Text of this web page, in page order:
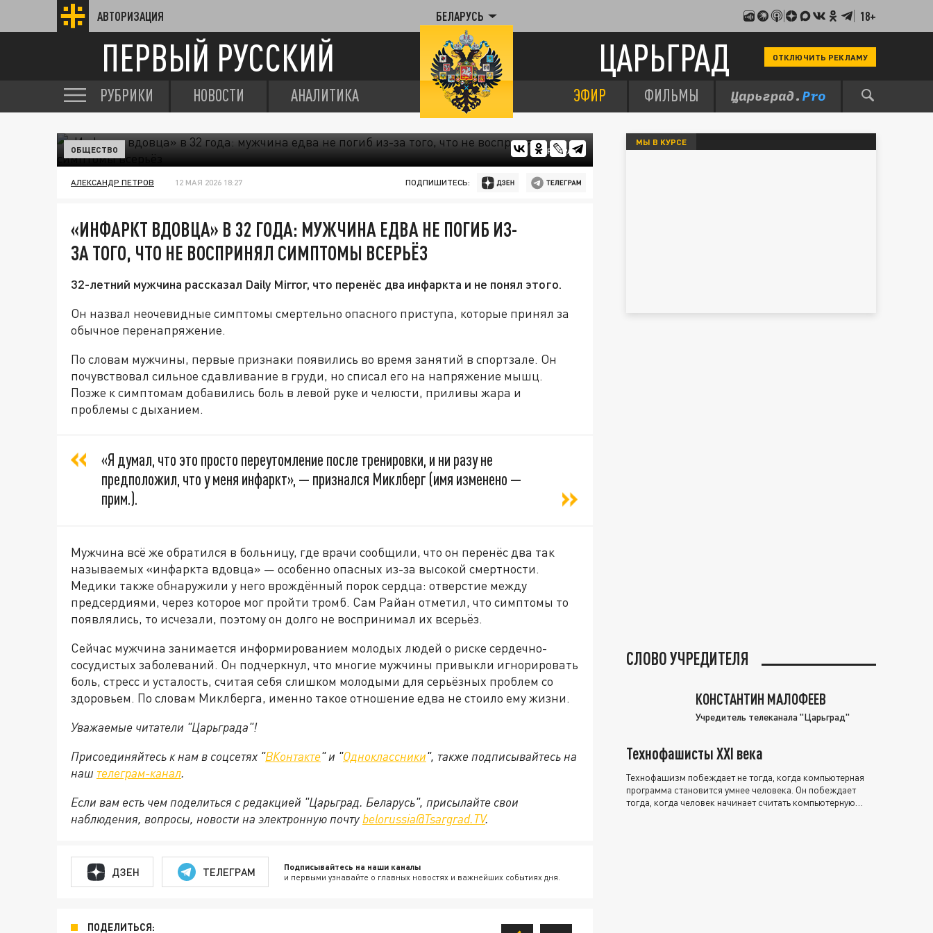
АВТОРИЗАЦИЯ БЕЛАРУСЬ 18+
ПЕРВЫЙ РУССКИЙ ЦАРЬГРАД ОТКЛЮЧИТЬ РЕКЛАМУ
РУБРИКИ НОВОСТИ АНАЛИТИКА ЭФИР ФИЛЬМЫ
ЦАРЬГРАД
ОБЩЕСТВО
АЛЕКСАНДР ПЕТРОВ 12 МАЯ 2026 18:27 ПОДПИШИТЕСЬ:
«ИНФАРКТ ВДОВЦА» В 32 ГОДА: МУЖЧИНА ЕДВА НЕ ПОГИБ ИЗ-
ЗА ТОГО, ЧТО НЕ ВОСПРИНЯЛ СИМПТОМЫ ВСЕРЬЁЗ
32-летний мужчина рассказал Daily Mirror, что перенёс два инфаркта и не понял этого.
Он назвал неочевидные симптомы смертельно опасного приступа, которые принял за
обычное перенапряжение.
По словам мужчины, первые признаки появились во время занятий в спортзале. Он
почувствовал сильное сдавливание в груди, но списал его на напряжение мышц.
Позже к симптомам добавились боль в левой руке и челюсти, приливы жара и
проблемы с дыханием.
«Я думал, что это просто переутомление после тренировки, и ни разу не
предположил, что у меня инфаркт», — признался Миклберг (имя изменено —
прим.).
Мужчина всё же обратился в больницу, где врачи сообщили, что он перенёс два так
называемых «инфаркта вдовца» — особенно опасных из-за высокой смертности.
Медики также обнаружили у него врождённый порок сердца: отверстие между
предсердиями, через которое мог пройти тромб. Сам Райан отметил, что симптомы то
появлялись, то исчезали, поэтому он долго не воспринимал их всерьёз.
Сейчас мужчина занимается информированием молодых людей о риске сердечно-
сосудистых заболеваний. Он подчеркнул, что многие мужчины привыкли игнорировать
боль, стресс и усталость, считая себя слишком молодыми для серьёзных проблем со
здоровьем. По словам Миклберга, именно такое отношение едва не стоило ему жизни.
Уважаемые читатели "Царьграда"!
Присоединяйтесь к нам в соцсетях "ВКонтакте" и "Одноклассники", также подписывайтесь на
наш телеграм-канал.
Если вам есть чем поделиться с редакцией "Царьград. Беларусь", присылайте свои
наблюдения, вопросы, новости на электронную почту belorussia@Tsargrad.TV.
ДЗЕН ТЕЛЕГРАМ Подписывайтесь на наши каналы
и первыми узнавайте о главных новостях и важнейших событиях дня.
ПОДЕЛИТЬСЯ:
МЫ В КУРСЕ
СЛОВО УЧРЕДИТЕЛЯ
КОНСТАНТИН МАЛОФЕЕВ
Учредитель телеканала "Царьград"
Технофашисты XXI века
Технофашизм побеждает не тогда, когда компьютерная
программа становится умнее человека. Он побеждает
тогда, когда человек начинает считать компьютерную